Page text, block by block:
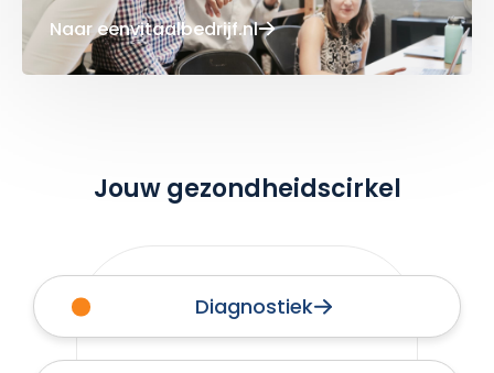
Naar eenvitaalbedrijf.nl
Jouw gezondheidscirkel
Diagnostiek